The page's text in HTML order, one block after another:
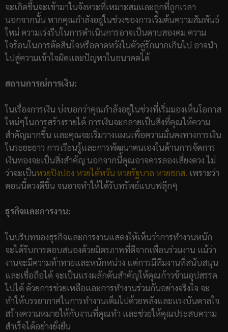
จะเกิดขึ้นจะเข้ามาในจังหวะที่เหมาะสมและถูกที่ถูกเวลา
นอกจากนั้น หากคุณกำลังอยู่ในช่วงของการเริ่มต้นความสัมพันธ์
ใหม่ ความเร่งรีบในการดำเนินการอาจเป็นดาบสองคม ความ
ใจร้อนในการตัดสินใจหรือคาดหวังในตัวคู่รักมากเกินไป อาจนำ
ไปสู่ความเข้าใจผิดและปัญหาในอนาคตได้
สถานการณ์การเงิน:
ในเรื่องการเงิน บ่งบอกว่าคุณกำลังอยู่ในช่วงที่เริ่มมองเห็นโอกาส
ใหม่ๆในการสร้างรายได้ การเงินจะกลายเป็นสิ่งที่คุณให้ความ
สำคัญมากขึ้น และคุณจะเริ่มวางแผนเพื่อความมั่นคงทางการเงิน
ในระยะยาว การเรียนรู้และการพัฒนาตนเองในด้านการจัดการ
เงินทองจะเป็นสิ่งสำคัญ นอกจากนี้คุณอาจควรลองเสี่ยงดวง ไม่
ว่าจะเป็นหวยปิงปอง หวยไต้หวัน หวยรัฐบาล หวยธกส. เพราะว่า
ตอนนี้ดวงดีขึ้น จนอาจทำให้ได้รับทรัพย์แบบฟลุ๊กๆ
ธุรกิจและการงาน:
ในบริบทของธุรกิจและการงานแสดงให้เห็นว่าการทำงานหนัก
จะได้รับการตอบสนองด้วยมิตรภาพที่ดีจากเพื่อนร่วมงาน แม้ว่า
งานจะมีความท้าทายและหนักหน่วง แต่การมีทีมงานที่สนับสนุน
และเชื่อถือได้ จะเป็นแรงผลักดันสำคัญให้คุณก้าวข้ามอุปสรรค
ไปได้ ด้วยการช่วยเหลือและการทำงานร่วมกันอย่างจริงใจ จะ
ทำให้บรรยากาศในการทำงานเต็มไปด้วยพลังและแรงบันดาลใจ
สร้างความหมายให้กับงานที่คุณทำ และช่วยให้คุณประสบความ
สำเร็จได้อย่างยั่งยืน